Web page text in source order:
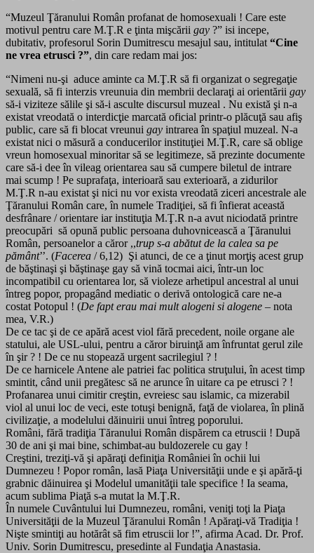
“Muzeul Ţăranului Român profanat de homosexuali ! Care este
motivul pentru care M.Ţ.R e ţinta mişcării gay ?” isi incepe,
dubitativ, profesorul Sorin Dumitrescu mesajul sau, intitulat “Cine
ne vrea etrusci ­?”, din care redam mai jos:
“Nimeni nu-şi aduce aminte ca M.Ţ.R să fi organizat o segregaţie
sexuală, să fi interzis vreunuia din membrii declaraţi ai orientării gay
să-i viziteze sălile şi să-i asculte discursul muzeal . Nu există şi n-a
existat vreodată o interdicţie marcată oficial printr-o plăcuţă sau afiş
public, care să fi blocat vreunui gay intrarea în spaţiul muzeal. N-a
existat nici o măsură a conducerilor instituţiei M.Ţ.R, care să oblige
vreun homosexual minoritar să se legitimeze, să prezinte documente
care să-i dee în vileag orientarea sau să cumpere biletul de intrare
mai scump ! Pe suprafaţa, interioară sau exterioară, a zidurilor
M.Ţ.R n-au existat şi nici nu vor exista vreodată ziceri ancestrale ale
Ţăranului Român care, în numele Tradiţiei, să fi înfierat această
desfrânare / orientare iar instituţia M.Ţ.R n-a avut niciodată printre
preocupări să opună public persoana duhovnicească a Ţăranului
Român, persoanelor a căror ,,trup s-a abătut de la calea sa pe
pământ’’. (Facerea / 6,12) Şi atunci, de ce a ţinut morţiş acest grup
de băştinaşi şi băştinaşe gay să vină tocmai aici, într-un loc
incompatibil cu orientarea lor, să violeze arhetipul ancestral al unui
întreg popor, propagând mediatic o derivă ontologică care ne-a
costat Potopul ! (De fapt erau mai mult alogeni si alogene – nota
mea, V.R.)
De ce tac şi de ce apără acest viol fără precedent, noile organe ale
statului, ale USL-ului, pentru a căror biruinţă am înfruntat gerul zile
în şir ? ! De ce nu stopează urgent sacrilegiul ? !
De ce harnicele Antene ale patriei fac politica struţului, în acest timp
smintit, când unii pregătesc să ne arunce în uitare ca pe etrusci ? !
Profanarea unui cimitir creştin, evreiesc sau islamic, ca mizerabil
viol al unui loc de veci, este totuşi benignă, faţă de violarea, în plină
civilizaţie, a modelului dăinuirii unui întreg poporului.
Români, fără tradiţia Tăranului Român dispărem ca etruscii ! După
30 de ani şi mai bine, schimbat-au buldozerele cu gay !
Creştini, treziţi-vă şi apăraţi definiţia României în ochii lui
Dumnezeu ! Popor român, lasă Piaţa Universităţii unde e şi apără-ţi
grabnic dăinuirea şi Modelul umanităţii tale specifice ! Ia seama,
acum sublima Piaţă s-a mutat la M.Ţ.R.
În numele Cuvântului lui Dumnezeu, români, veniţi toţi la Piaţa
Universităţii de la Muzeul Ţăranului Român ! Apăraţi-vă Tradiţia !
Nişte smintiţi au hotărât să fim etruscii lor !”, afirma Acad. Dr. Prof.
Univ. Sorin Dumitrescu, presedinte al Fundaţia Anastasia.